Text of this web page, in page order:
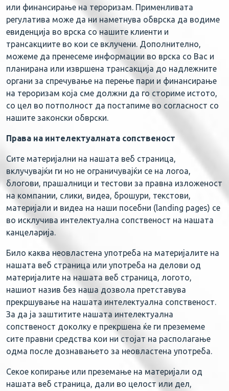
или финансирање на тероризам. Применливата
регулатива може да ни наметнува обврска да водиме
евиденција во врска со нашите клиенти и
трансакциите во кои се вклучени. Дополнително,
можеме да пренесеме информации во врска со Вас и
планирана или извршена трансакција до надлежните
органи за спречување на перење пари и финансирање
на тероризам која сме должни да го сториме истото,
со цел во потполност да постапиме во согласност со
нашите законски обврски.
Права на интелектуалната сопственост
Сите материјални на нашата веб страница,
вклучувајќи ги но не ограничувајќи се на логоа,
блогови, прашалници и тестови за правна изложеност
на компании, слики, видеа, брошури, текстови,
материјали и видеа на наши посебни (landing pages) се
во исклучива интелектуална сопственост на нашата
канцеларија.
Било каква неовластена употреба на материјалите на
нашата веб страница или употреба на делови од
материјалите на нашата веб страница, логото,
нашиот назив без наша дозвола претставува
прекршување на нашата интелектуална сопственост.
За да ја заштитите нашата интелектуална
сопственост доколку е прекршена ќе ги преземеме
сите правни средства кои ни стојат на располагање
одма после дознавањето за неовластена употреба.
Секое копирање или преземање на материјали од
нашата веб страница, дали во целост или дел,